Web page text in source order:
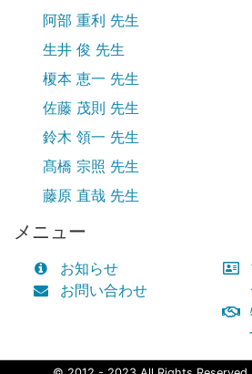
阿部 重利 先生
生井 俊 先生
榎本 恵一 先生
佐藤 茂則 先生
鈴木 領一 先生
髙橋 宗照 先生
藤原 直哉 先生
メニュー
お知らせ
お問い合わせ